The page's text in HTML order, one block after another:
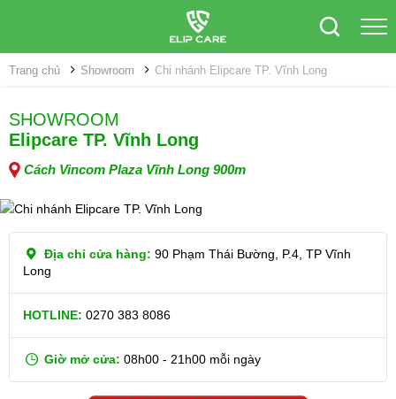
Trang chủ Showroom Chi nhánh Elipcare TP. Vĩnh Long
SHOWROOM
Elipcare TP. Vĩnh Long
Cách Vincom Plaza Vĩnh Long 900m
Địa chỉ cửa hàng: 90 Phạm Thái Bường, P.4, TP Vĩnh
Long
HOTLINE: 0270 383 8086
Giờ mở cửa: 08h00 - 21h00 mỗi ngày